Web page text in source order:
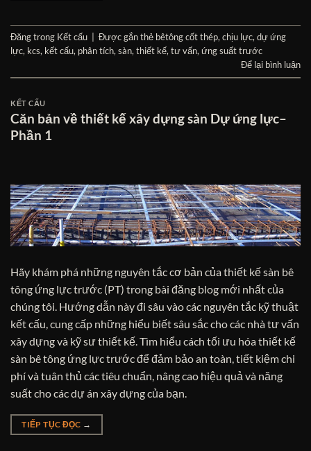
Đăng trong Kết cấu Được gắn thẻ bêtông cốt thép, chịu lực, dự ứng
lực, kcs, kết cấu, phân tích, sàn, thiết kế, tư vấn, ứng suất trước
Để lại bình luận
KẾT CẤU
Căn bản về thiết kế xây dựng sàn Dự ứng lực–
Phần 1
Hãy khám phá những nguyên tắc cơ bản của thiết kế sàn bê
tông ứng lực trước (PT) trong bài đăng blog mới nhất của
chúng tôi. Hướng dẫn này đi sâu vào các nguyên tắc kỹ thuật
kết cấu, cung cấp những hiểu biết sâu sắc cho các nhà tư vấn
xây dựng và kỹ sư thiết kế. Tìm hiểu cách tối ưu hóa thiết kế
sàn bê tông ứng lực trước để đảm bảo an toàn, tiết kiệm chi
phí và tuân thủ các tiêu chuẩn, nâng cao hiệu quả và năng
suất cho các dự án xây dựng của bạn.
TIẾP TỤC ĐỌC →